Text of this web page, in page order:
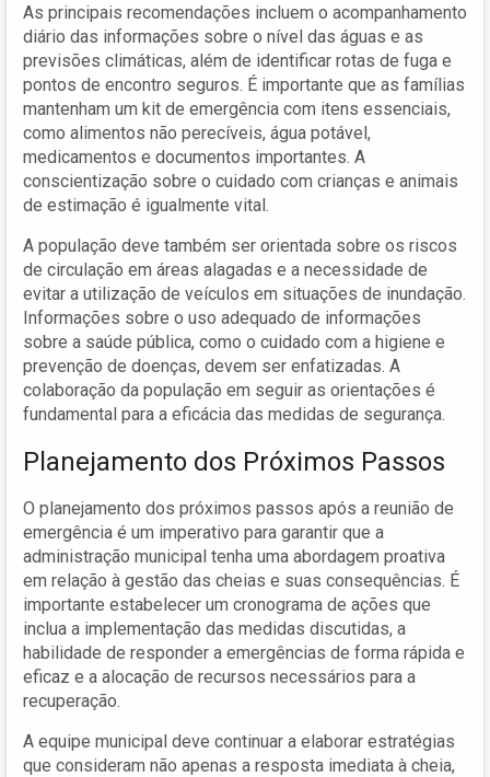
As principais recomendações incluem o acompanhamento
diário das informações sobre o nível das águas e as
previsões climáticas, além de identificar rotas de fuga e
pontos de encontro seguros. É importante que as famílias
mantenham um kit de emergência com itens essenciais,
como alimentos não perecíveis, água potável,
medicamentos e documentos importantes. A
conscientização sobre o cuidado com crianças e animais
de estimação é igualmente vital.
A população deve também ser orientada sobre os riscos
de circulação em áreas alagadas e a necessidade de
evitar a utilização de veículos em situações de inundação.
Informações sobre o uso adequado de informações
sobre a saúde pública, como o cuidado com a higiene e
prevenção de doenças, devem ser enfatizadas. A
colaboração da população em seguir as orientações é
fundamental para a eficácia das medidas de segurança.
Planejamento dos Próximos Passos
O planejamento dos próximos passos após a reunião de
emergência é um imperativo para garantir que a
administração municipal tenha uma abordagem proativa
em relação à gestão das cheias e suas consequências. É
importante estabelecer um cronograma de ações que
inclua a implementação das medidas discutidas, a
habilidade de responder a emergências de forma rápida e
eficaz e a alocação de recursos necessários para a
recuperação.
A equipe municipal deve continuar a elaborar estratégias
que consideram não apenas a resposta imediata à cheia,